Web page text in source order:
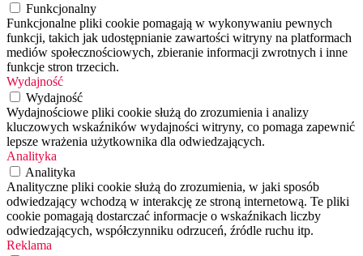
Funkcjonalny
Funkcjonalne pliki cookie pomagają w wykonywaniu pewnych
funkcji, takich jak udostępnianie zawartości witryny na platformach
mediów społecznościowych, zbieranie informacji zwrotnych i inne
funkcje stron trzecich.
Wydajność
Wydajność
Wydajnościowe pliki cookie służą do zrozumienia i analizy
kluczowych wskaźników wydajności witryny, co pomaga zapewnić
lepsze wrażenia użytkownika dla odwiedzających.
Analityka
Analityka
Analityczne pliki cookie służą do zrozumienia, w jaki sposób
odwiedzający wchodzą w interakcję ze stroną internetową. Te pliki
cookie pomagają dostarczać informacje o wskaźnikach liczby
odwiedzających, współczynniku odrzuceń, źródle ruchu itp.
Reklama